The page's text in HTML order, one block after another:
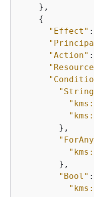
    },
{
"Effect" :
"Action" :
        },
        },
"Bool" :